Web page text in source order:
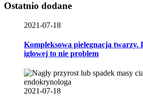
Ostatnio dodane
2021-07-18
Kompleksowa pielęgnacja twarzy.
igłowej to nie problem
2021-07-18